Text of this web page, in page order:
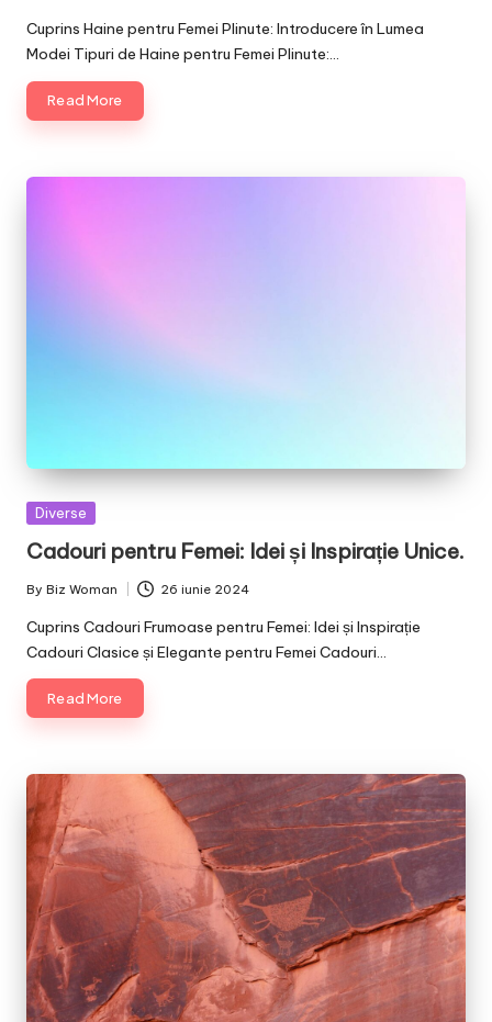
by
Cuprins Haine pentru Femei Plinute: Introducere în Lumea
Modei Tipuri de Haine pentru Femei Plinute:…
Read More
Posted
Diverse
Cadouri pentru Femei: Idei și Inspirație Unice.
Posted
by
By Biz Woman 26 iunie 2024
Cuprins Cadouri Frumoase pentru Femei: Idei și Inspirație
Cadouri Clasice și Elegante pentru Femei Cadouri…
Read More